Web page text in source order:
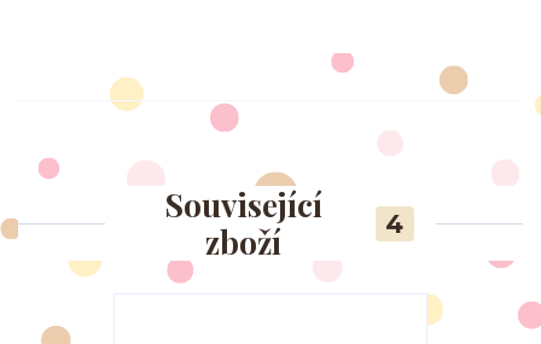
Související
zboží
4